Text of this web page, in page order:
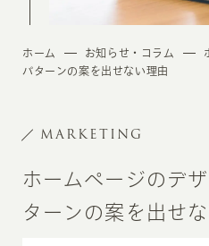
ホーム お知らせ・コラム
パターンの案を出せない理由
MARKETING
ホームページのデ
ターンの案を出せ